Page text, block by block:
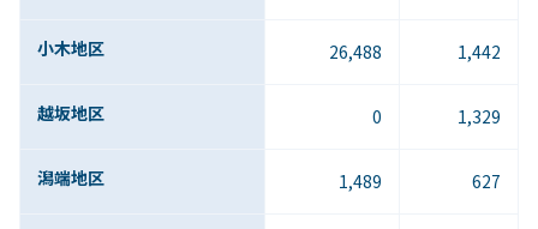
小木地区 26,488 1,442
越坂地区 0 1,329
潟端地区 1,489 627